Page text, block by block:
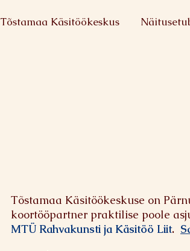
Tõstamaa Käsitöökeskus
Tõstamaa Käsitöökeskuse on
koortööpartner praktilise poole
MTÜ Rahvakunsti ja Käsitöö Liit.